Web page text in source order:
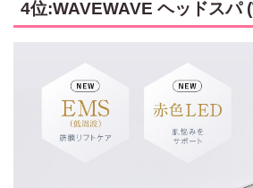
4位:WAVEWAVE ヘッドスパ